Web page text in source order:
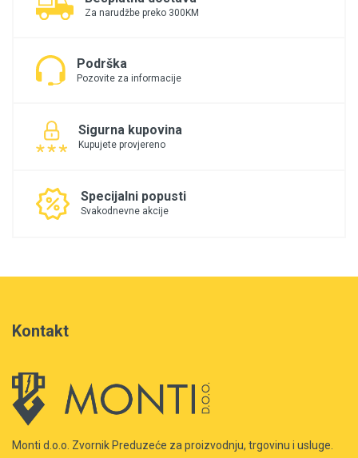
Za narudžbe preko 300KM
Podrška
Pozovite za informacije
Sigurna kupovina
Kupujete provjereno
Specijalni popusti
Svakodnevne akcije
Kontakt
Monti d.o.o. Zvornik Preduzeće za proizvodnju, trgovinu i usluge.